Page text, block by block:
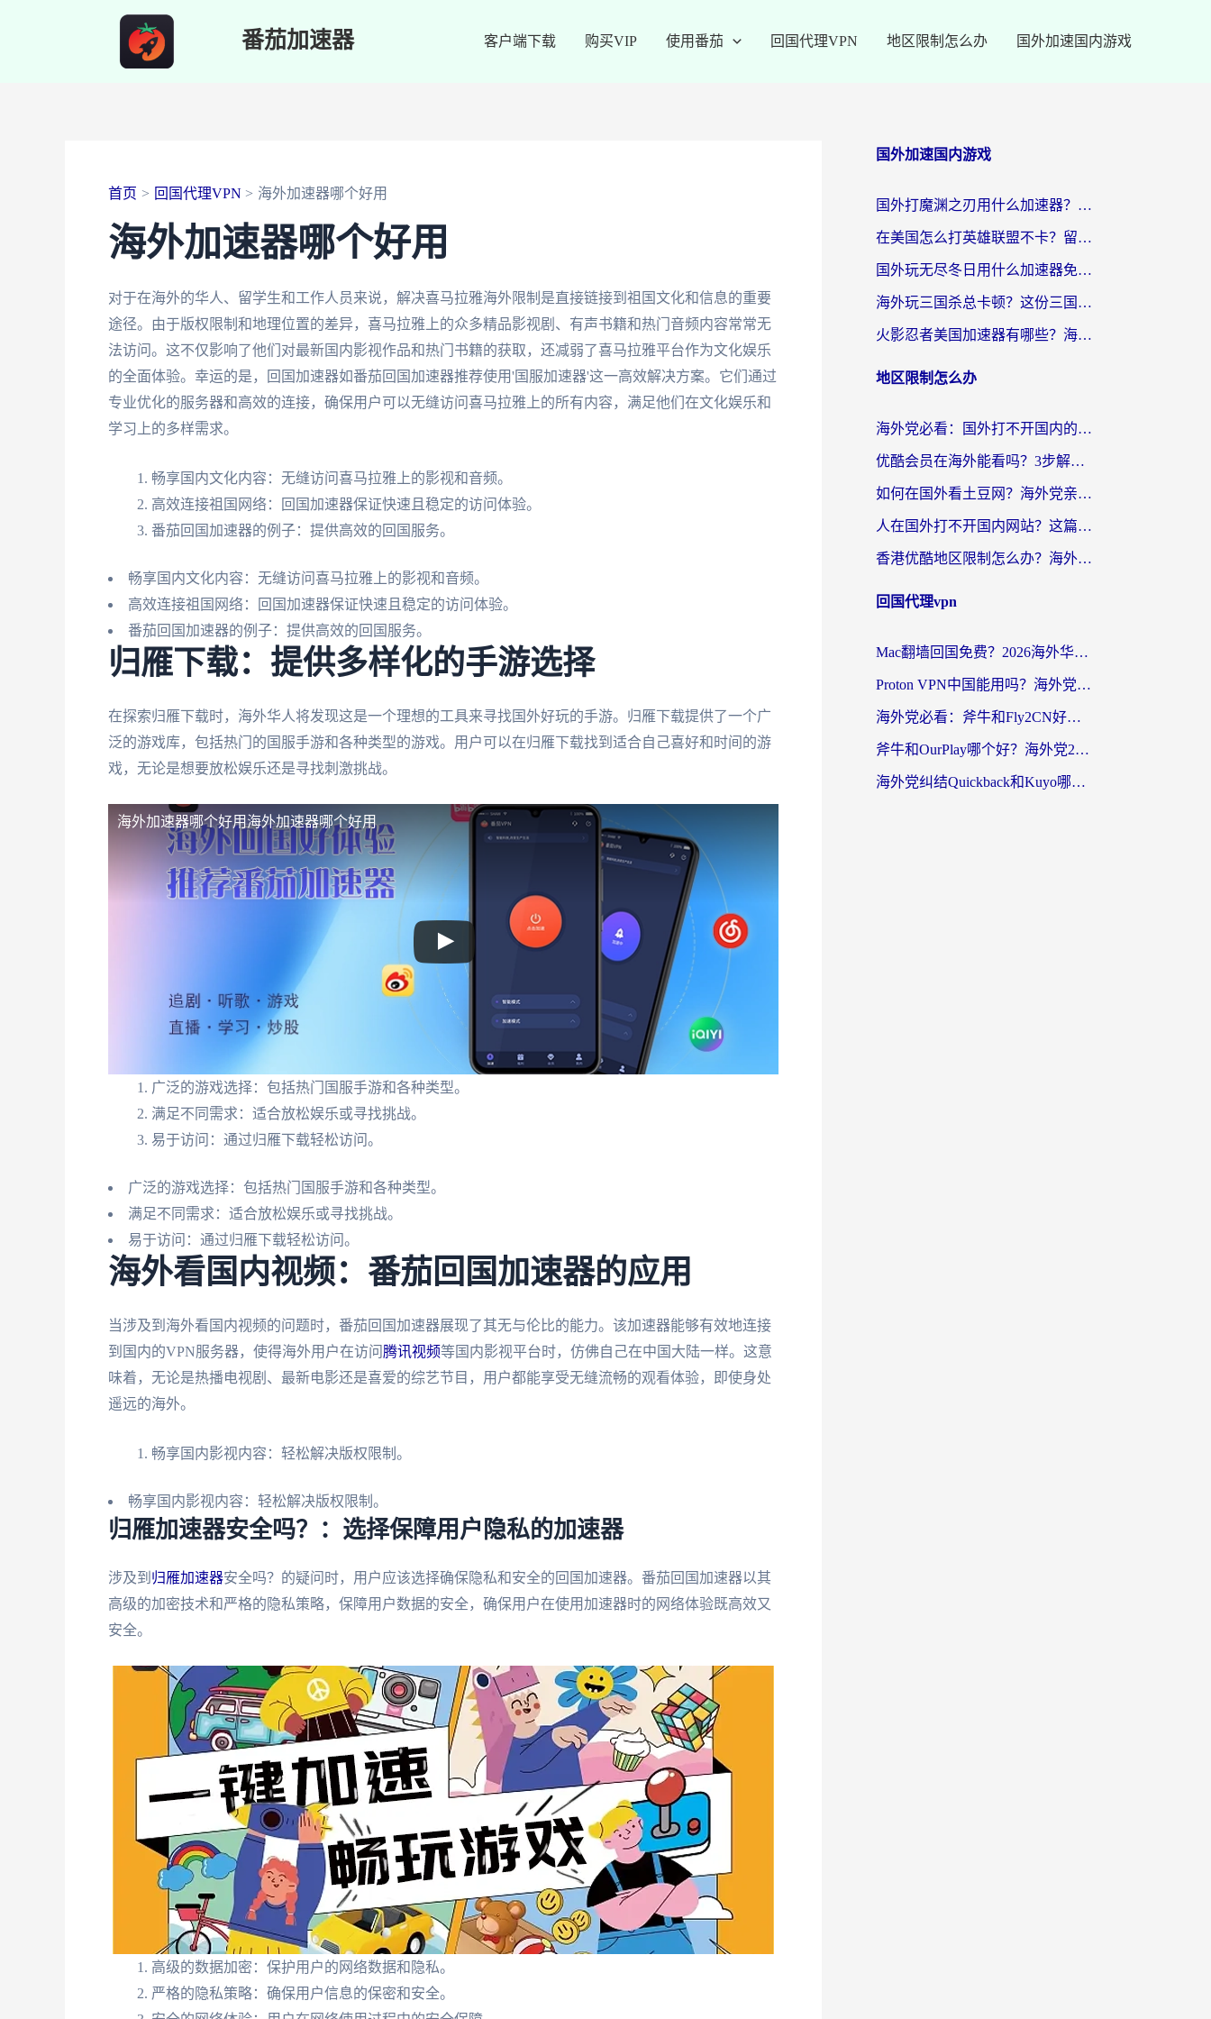
番茄加速器 客户端下载 购买VIP 使用番茄 回国代理VPN 地区限制怎么办 国外加速国内游戏
首页 回国代理VPN 海外加速器哪个好用
海外加速器哪个好用
对于在海外的华人、留学生和工作人员来说，解决喜马拉雅海外限制是直接链接到祖国文化和信息的重要
途径。由于版权限制和地理位置的差异，喜马拉雅上的众多精品影视剧、有声书籍和热门音频内容常常无
法访问。这不仅影响了他们对最新国内影视作品和热门书籍的获取，还减弱了喜马拉雅平台作为文化娱乐
的全面体验。幸运的是，回国加速器如番茄回国加速器推荐使用'国服加速器'这一高效解决方案。它们通过
专业优化的服务器和高效的连接，确保用户可以无缝访问喜马拉雅上的所有内容，满足他们在文化娱乐和
学习上的多样需求。
畅享国内文化内容：无缝访问喜马拉雅上的影视和音频。
高效连接祖国网络：回国加速器保证快速且稳定的访问体验。
番茄回国加速器的例子：提供高效的回国服务。
畅享国内文化内容：无缝访问喜马拉雅上的影视和音频。
高效连接祖国网络：回国加速器保证快速且稳定的访问体验。
番茄回国加速器的例子：提供高效的回国服务。
归雁下载：提供多样化的手游选择
在探索归雁下载时，海外华人将发现这是一个理想的工具来寻找国外好玩的手游。归雁下载提供了一个广
泛的游戏库，包括热门的国服手游和各种类型的游戏。用户可以在归雁下载找到适合自己喜好和时间的游
戏，无论是想要放松娱乐还是寻找刺激挑战。
海外加速器哪个好用海外加速器哪个好用
广泛的游戏选择：包括热门国服手游和各种类型。
满足不同需求：适合放松娱乐或寻找挑战。
易于访问：通过归雁下载轻松访问。
广泛的游戏选择：包括热门国服手游和各种类型。
满足不同需求：适合放松娱乐或寻找挑战。
易于访问：通过归雁下载轻松访问。
海外看国内视频：番茄回国加速器的应用
当涉及到海外看国内视频的问题时，番茄回国加速器展现了其无与伦比的能力。该加速器能够有效地连接
到国内的VPN服务器，使得海外用户在访问 腾讯视频等国内影视平台时，仿佛自己在中国大陆一样。这意
味着，无论是热播电视剧、最新电影还是喜爱的综艺节目，用户都能享受无缝流畅的观看体验，即使身处
遥远的海外。
畅享国内影视内容：轻松解决版权限制。
畅享国内影视内容：轻松解决版权限制。
归雁加速器安全吗？：选择保障用户隐私的加速器
涉及到 归雁加速器安全吗？的疑问时，用户应该选择确保隐私和安全的回国加速器。番茄回国加速器以其
高级的加密技术和严格的隐私策略，保障用户数据的安全，确保用户在使用加速器时的网络体验既高效又
安全。
高级的数据加密：保护用户的网络数据和隐私。
严格的隐私策略：确保用户信息的保密和安全。
国外加速国内游戏
国外打魔渊之刃用什么加速器？2026海外玩家国服游戏加速全攻略（附闪耀暖暖&复苏的魔女避坑指南）
在美国怎么打英雄联盟不卡？留学生亲测的国服游戏加速全攻略
国外玩无尽冬日用什么加速器免费？海外党国服游戏加速避坑指南
海外玩三国杀总卡顿？这份三国杀游戏加速器指南帮你告别延迟烦恼
火影忍者美国加速器有哪些？海外党亲测的国服游戏加速全攻略（含菲律宾玩三国之刃守望黎明技巧）
地区限制怎么办
海外党必看：国外打不开国内的app怎么办？3步解决你的乡愁
优酷会员在海外能看吗？3步解决海外追剧难题，附实测好用加速器推荐
如何在国外看土豆网？海外党亲测有效的追剧加速器选择指南
人在国外打不开国内网站？这篇攻略帮你无缝解锁国内资源（附交管12123使用技巧）
香港优酷地区限制怎么办？海外党亲测有效的追剧解决方案
回国代理vpn
Mac翻墙回国免费？2026海外华人亲测：从CCTV5直播到国内APP，这样选加速器才靠谱
Proton VPN中国能用吗？海外党选回国加速器的避坑指南（附番茄加速器实测）
海外党必看：斧牛和Fly2CN好用吗？3招教你选对回国加速器（附免费试用攻略）
斧牛和OurPlay哪个好？海外党2026亲测：选对加速器，国内资源秒加载
海外党纠结Quickback和Kuyo哪个好？选对回国加速器才能无缝刷国内资源